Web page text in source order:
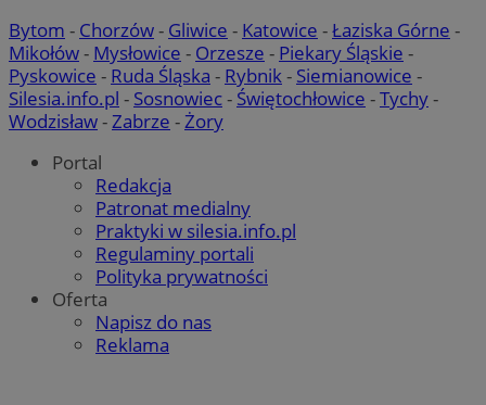
Bytom - Chorzów- Gliwice - Katowice -Łaziska Górne -
Mikołów- Mysłowice - Orzesze - Piekary Śląskie -
Pyskowice - Ruda Śląska - Rybnik- Siemianowice -
Silesia.info.pl - Sosnowiec- Świętochłowice -Tychy-
Wodzisław-Zabrze -Żory
Portal
Redakcja
Patronat medialny
Praktyki w silesia.info.pl
Regulaminy portali
Polityka prywatności
Oferta
Napisz do nas
Reklama